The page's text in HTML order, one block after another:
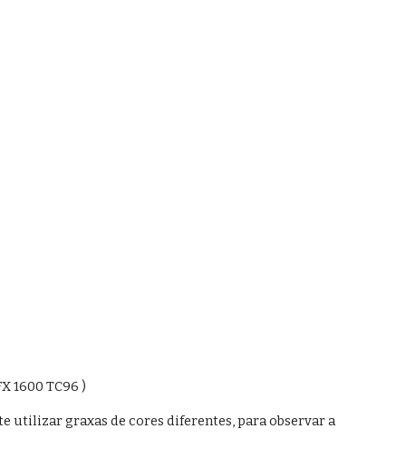
1600 TC96 )
utilizar graxas de cores diferentes, para observar a